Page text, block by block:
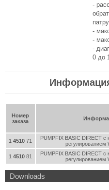
-
-
-
-
0 до
Номер
заказа
1 4510 71
PUMPFIX BASIC DIRECT
регулированием
1 4510 81
PUMPFIX BASIC DIRECT
регулированием
Downloads